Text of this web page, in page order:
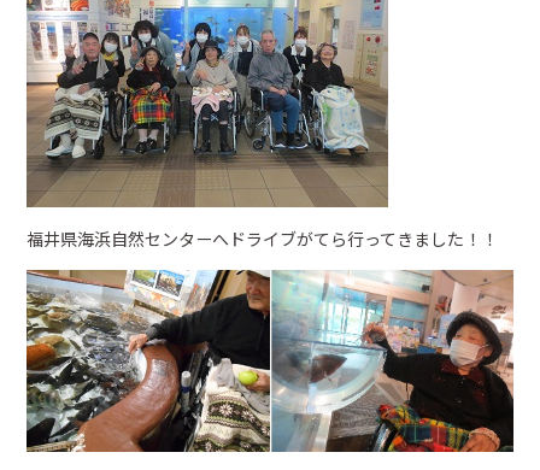
福井県海浜自然センターへドライブがてら行ってきました！！